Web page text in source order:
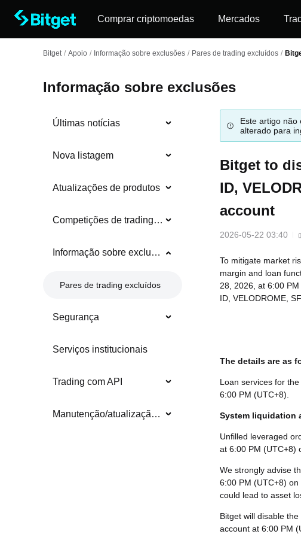
Comprar criptomoedas Mercados
Bitget / Apoio / Informação sobre exclusões / Pares de trading excluídos /
Informação sobre exclusões
Últimas notícias
Nova listagem
Atualizações de produtos
Competições de trading e eventos
Informação sobre exclusões
Pares de trading excluídos
Segurança
Serviços institucionais
Trading com API
Manutenção/atualização do sistema
Este artigo não
alterado para
Bitget to
ID,
account
2026-05-22 03:40
To mitigate market
margin and loan
28, 2026, at 6:00
ID, VELODROME,
The details are as
Loan services for
6:00 PM (UTC+8).
System liquidation
Unfilled leveraged
at 6:00 PM (UTC+8)
We strongly advise
6:00 PM (UTC+8)
could lead to asset
Bitget will disable
account at 6:00 PM